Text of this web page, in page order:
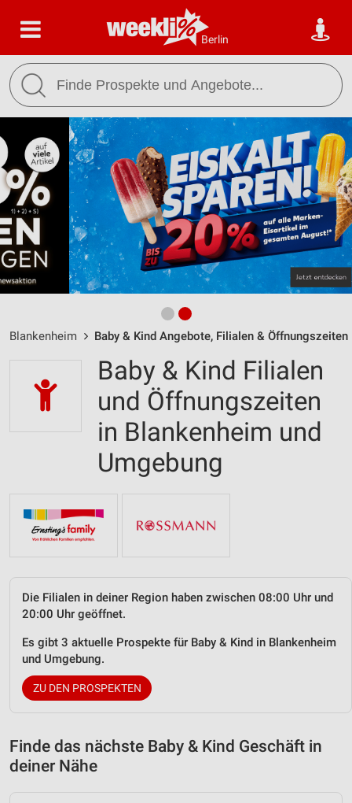
Berlin
Blankenheim Baby & Kind Angebote, Filialen & Öffnungszeiten
Baby & Kind Filialen
und Öffnungszeiten
in Blankenheim und
Umgebung
Die Filialen in deiner Region haben zwischen 08:00 Uhr und
20:00 Uhr geöffnet.
Es gibt 3 aktuelle Prospekte für Baby & Kind in Blankenheim
und Umgebung.
ZU DEN PROSPEKTEN
Finde das nächste Baby & Kind Geschäft in
deiner Nähe